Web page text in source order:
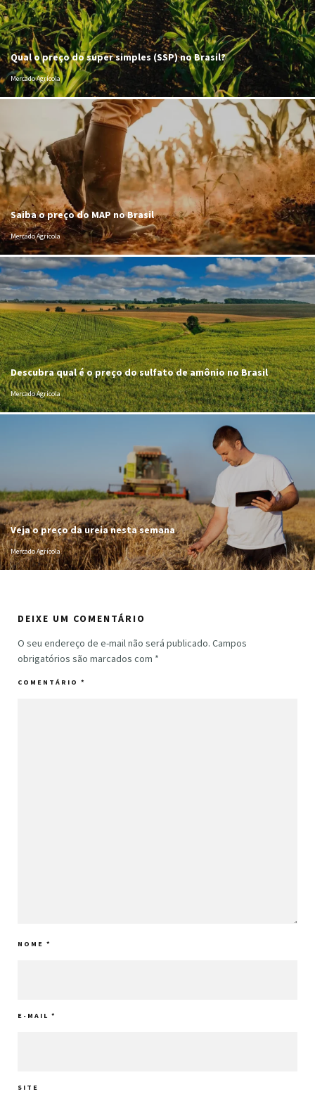
Qual o preço do super simples (SSP) no Brasil?
Mercado Agrícola
Saiba o preço do MAP no Brasil
Mercado Agrícola
Descubra qual é o preço do sulfato de amônio no Brasil
Mercado Agrícola
Veja o preço da ureia nesta semana
Mercado Agrícola
DEIXE UM COMENTÁRIO
O seu endereço de e-mail não será publicado. Campos
obrigatórios são marcados com *
COMENTÁRIO *
NOME *
E-MAIL *
SITE